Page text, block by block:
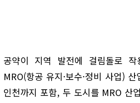
공약이 지역 발전에 걸림돌로
MRO(항공 유지·보수·정비 사업)
인천까지 포함, 두 도시를 MRO 산